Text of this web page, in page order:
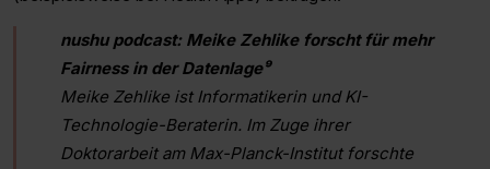
nushu podcast: Meike Zehlike forscht für mehr
Fairness in der Datenlage⁹
Meike Zehlike ist Informatikerin und KI-
Technologie-Beraterin. Im Zuge ihrer
Doktorarbeit am Max-Planck-Institut forschte